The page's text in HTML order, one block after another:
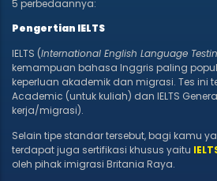
5 perbedaannya:
Pengertian IELTS
IELTS (International English Language
kemampuan bahasa Inggris paling
keperluan akademik dan migrasi. Tes ini
Academic (untuk kuliah) dan IELTS
kerja/migrasi).
Selain tipe standar tersebut, bagi kamu
terdapat juga sertifikasi khusus yaitu
oleh pihak imigrasi Britania Raya.